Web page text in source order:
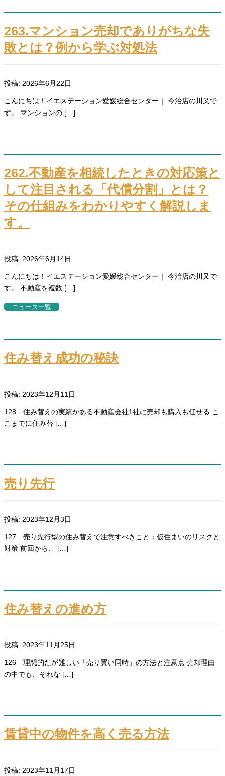
263.マンション売却でありがちな失
敗とは？例から学ぶ対処法
投稿: 2026年6月22日
こんにちは！イエステーション愛媛総合センター｜ 今治店の川又で
す。 マンションの […]
262.不動産を相続したときの対応策と
して注目される「代償分割」とは？
その仕組みをわかりやすく解説しま
す。
投稿: 2026年6月14日
こんにちは！イエステーション愛媛総合センター｜ 今治店の川又で
す。 不動産を複数 […]
ニュース一覧
住み替え成功の秘訣
投稿: 2023年12月11日
128 住み替えの実績がある不動産会社1社に売却も購入も任せる こ
こまでに住み替 […]
売り先行
投稿: 2023年12月3日
127 売り先行型の住み替えで注意すべきこと：仮住まいのリスクと
対策 前回から、 […]
住み替えの進め方
投稿: 2023年11月25日
126 理想的だが難しい「売り買い同時」の方法と注意点 売却理由
の中でも、それな […]
賃貸中の物件を高く売る方法
投稿: 2023年11月17日